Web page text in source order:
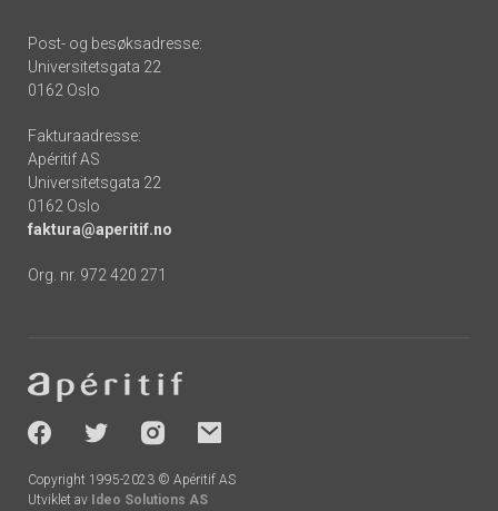
Post- og besøksadresse:
Universitetsgata 22
0162 Oslo
Fakturaadresse:
Apéritif AS
Universitetsgata 22
0162 Oslo
faktura@aperitif.no
Org. nr. 972 420 271
-
socials
Copyright 1995-2023 © Apéritif AS
Utviklet av Ideo Solutions AS